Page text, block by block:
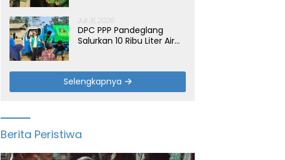
Juli 31, 2026
DPC PPP Pandeglang
Salurkan 10 Ribu Liter Air
Patia
Selengkapnya
Berita Peristiwa